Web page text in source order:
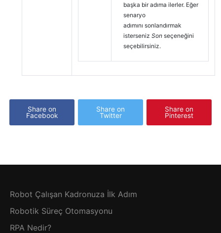
başka bir adıma ilerler. Eğer
senaryo
adımını sonlandırmak
isterseniz Son seçeneğini
seçebilirsiniz.
Share on
Facebook
Share on
Twitter
Share on
Pinterest
Robot Çalışan Kadronuza İlk Adım
Robotik Süreç Otomasyonu
RPA Nedir?